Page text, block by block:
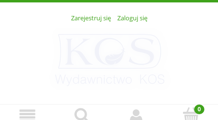
Zarejestruj się Zaloguj się